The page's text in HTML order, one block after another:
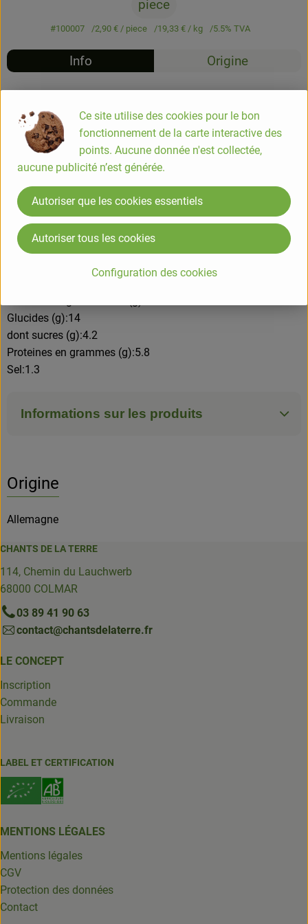
piece
#100007 2,90 €/ piece 19,33 €/ kg 5.5% TVA
Info Origine
COMPOSITION
pois chiches* bouillis (54%), huile de tournesol*, tomates*
(8%), huile d´olive*, sirop d´agave*, jus de citron concentré*,
basilic* (2%), ail*, sel marin, piment*, vinaigre d´alcool* (*)
Ingrédients issus de l'Agriculture Biologique
Valeurs nutritionnelles pour 100g
Energie (kj)/(kcal):1398/337
Glucides (g):14
dont sucres (g):4.2
Proteines en grammes (g):5.8
Sel:1.3
Informations sur les produits
Origine
Allemagne
CHANTS DE LA TERRE
114, Chemin du Lauchwerb
68000 COLMAR
03 89 41 90 63
contact@chantsdelaterre.fr
LE CONCEPT
Inscription
Commande
Livraison
LABEL ET CERTIFICATION
MENTIONS LÉGALES
Mentions légales
CGV
Protection des données
Contact
Ce site utilise des cookies pour le bon
fonctionnement de la carte interactive des
points. Aucune donnée n'est collectée,
aucune publicité n’est générée.
Configuration des cookies
Autoriser que les cookies essentiels
Autoriser tous les cookies